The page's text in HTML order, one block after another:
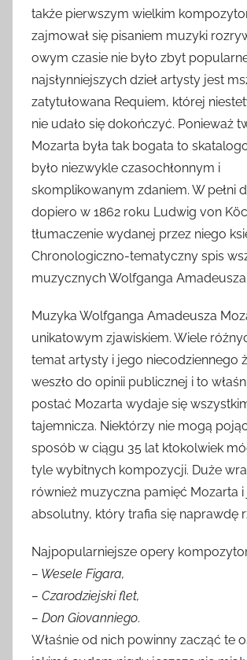
także pierwszym wielkim
zajmował się pisaniem muzyki
owym czasie nie było zbyt
najsłynniejszych dzieł artysty jest
zatytułowana Requiem, której
nie udało się dokończyć. Ponieważ
Mozarta była tak bogata to
było niezwykle czasochłonnym i
skomplikowanym zdaniem. W pełni
dopiero w 1862 roku Ludwig von
tłumaczenie wydanej przez niego
Chronologiczno-tematyczny spis
muzycznych Wolfganga
Muzyka Wolfganga Amadeusza
unikatowym zjawiskiem. Wiele
temat artysty i jego niecodziennego
weszło do opinii publicznej i to
postać Mozarta wydaje się
tajemnicza. Niektórzy nie mogą
sposób w ciągu 35 lat ktokolwiek
tyle wybitnych kompozycji. Duże
również muzyczna pamięć Mozarta i
absolutny, który trafia się naprawdę
Najpopularniejsze opery
– Wesele Figara,
– Czarodziejski flet,
– Don Giovanniego.
Właśnie od nich powinny zacząć te